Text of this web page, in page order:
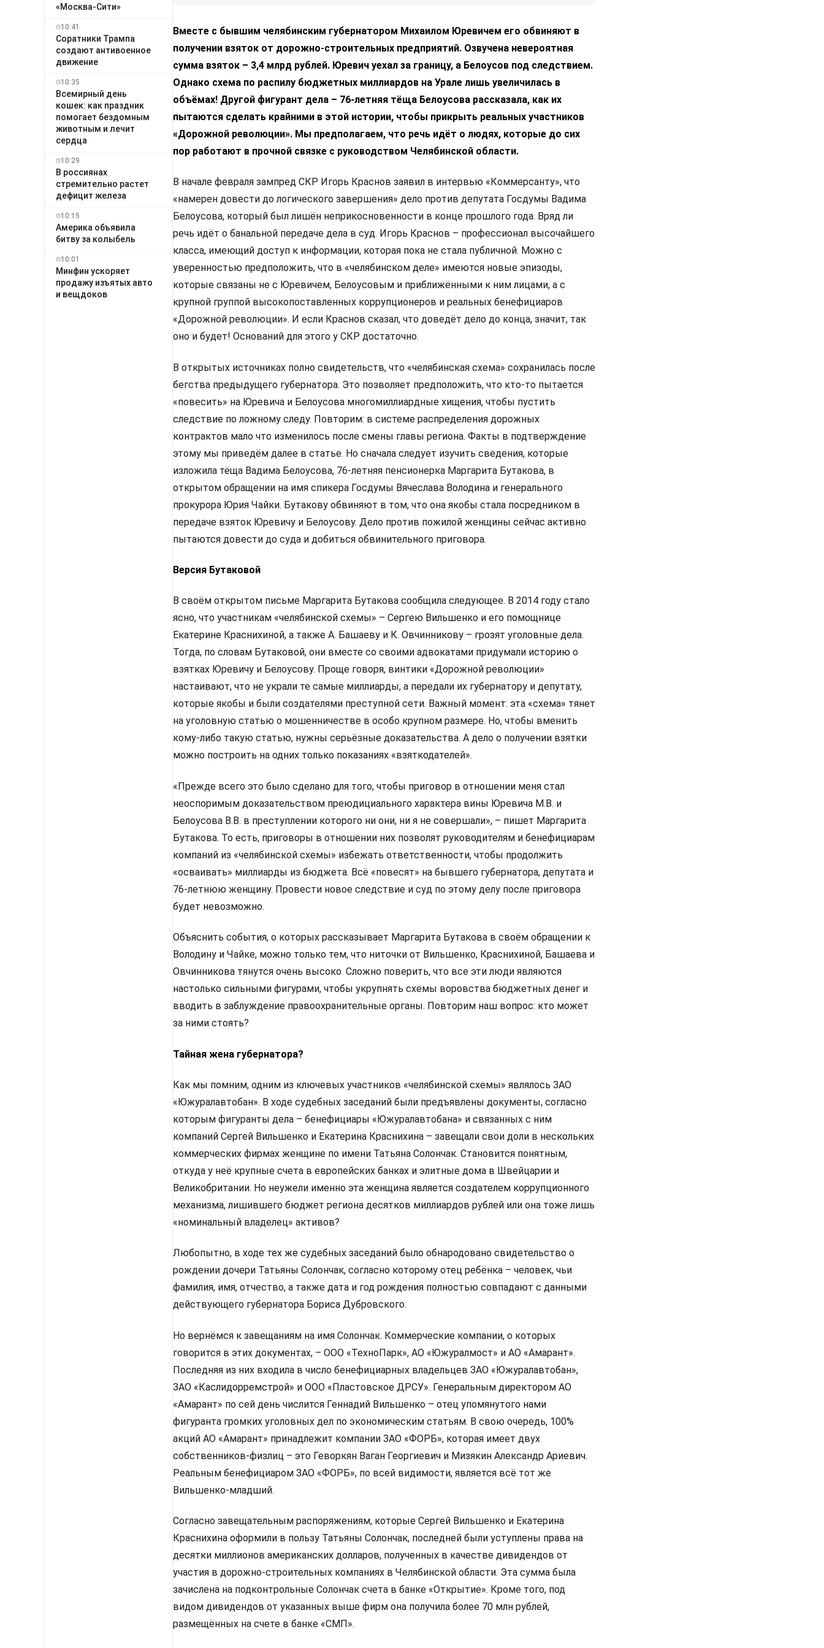
«Москва-Сити»
10:41
Соратники Трампа
создают антивоенное
движение
10:35
Всемирный день
кошек: как праздник
помогает бездомным
животным и лечит
сердца
10:29
В россиянах
стремительно растет
дефицит железа
10:15
Америка объявила
битву за колыбель
10:01
Минфин ускоряет
продажу изъятых авто
и вещдоков
Вместе с бывшим челябинским губернатором Михаилом Юревичем его обвиняют в
получении взяток от дорожно-строительных предприятий. Озвучена невероятная
сумма взяток – 3,4 млрд рублей. Юревич уехал за границу, а Белоусов под следствием.
Однако схема по распилу бюджетных миллиардов на Урале лишь увеличилась в
объёмах! Другой фигурант дела – 76-летняя тёща Белоусова рассказала, как их
пытаются сделать крайними в этой истории, чтобы прикрыть реальных участников
«Дорожной революции». Мы предполагаем, что речь идёт о людях, которые до сих
пор работают в прочной связке с руководством Челябинской области.
В начале февраля зампред СКР Игорь Краснов заявил в интервью «Коммерсанту», что
«намерен довести до логического завершения» дело против депутата Госдумы Вадима
Белоусова, который был лишён неприкосновенности в конце прошлого года. Вряд ли
речь идёт о банальной передаче дела в суд. Игорь Краснов – профессионал высочайшего
класса, имеющий доступ к информации, которая пока не стала публичной. Можно с
уверенностью предположить, что в «челябинском деле» имеются новые эпизоды,
которые связаны не с Юревичем, Белоусовым и приближёнными к ним лицами, а с
крупной группой высокопоставленных коррупционеров и реальных бенефициаров
«Дорожной революции». И если Краснов сказал, что доведёт дело до конца, значит, так
оно и будет! Оснований для этого у СКР достаточно.
В открытых источниках полно свидетельств, что «челябинская схема» сохранилась после
бегства предыдущего губернатора. Это позволяет предположить, что кто-то пытается
«повесить» на Юревича и Белоусова многомиллиардные хищения, чтобы пустить
следствие по ложному следу. Повторим: в системе распределения дорожных
контрактов мало что изменилось после смены главы региона. Факты в подтверждение
этому мы приведём далее в статье. Но сначала следует изучить сведения, которые
изложила тёща Вадима Белоусова, 76-летняя пенсионерка Маргарита Бутакова, в
открытом обращении на имя спикера Госдумы Вячеслава Володина и генерального
прокурора Юрия Чайки. Бутакову обвиняют в том, что она якобы стала посредником в
передаче взяток Юревичу и Белоусову. Дело против пожилой женщины сейчас активно
пытаются довести до суда и добиться обвинительного приговора.
Версия Бутаковой
В своём открытом письме Маргарита Бутакова сообщила следующее. В 2014 году стало
ясно, что участникам «челябинской схемы» – Сергею Вильшенко и его помощнице
Екатерине Краснихиной, а также А. Башаеву и К. Овчинникову – грозят уголовные дела.
Тогда, по словам Бутаковой, они вместе со своими адвокатами придумали историю о
взятках Юревичу и Белоусову. Проще говоря, винтики «Дорожной революции»
настаивают, что не украли те самые миллиарды, а передали их губернатору и депутату,
которые якобы и были создателями преступной сети. Важный момент: эта «схема» тянет
на уголовную статью о мошенничестве в особо крупном размере. Но, чтобы вменить
кому-либо такую статью, нужны серьёзные доказательства. А дело о получении взятки
можно построить на одних только показаниях «взяткодателей».
«Прежде всего это было сделано для того, чтобы приговор в отношении меня стал
неоспоримым доказательством преюдициального характера вины Юревича М.В. и
Белоусова В.В. в преступлении которого ни они, ни я не совершали», – пишет Маргарита
Бутакова. То есть, приговоры в отношении них позволят руководителям и бенефициарам
компаний из «челябинской схемы» избежать ответственности, чтобы продолжить
«осваивать» миллиарды из бюджета. Всё «повесят» на бывшего губернатора, депутата и
76-летнюю женщину. Провести новое следствие и суд по этому делу после приговора
будет невозможно.
Объяснить события, о которых рассказывает Маргарита Бутакова в своём обращении к
Володину и Чайке, можно только тем, что ниточки от Вильшенко, Краснихиной, Башаева и
Овчинникова тянутся очень высоко. Сложно поверить, что все эти люди являются
настолько сильными фигурами, чтобы укрупнять схемы воровства бюджетных денег и
вводить в заблуждение правоохранительные органы. Повторим наш вопрос: кто может
за ними стоять?
Тайная жена губернатора?
Как мы помним, одним из ключевых участников «челябинской схемы» являлось ЗАО
«Южуралавтобан». В ходе судебных заседаний были предъявлены документы, согласно
которым фигуранты дела – бенефициары «Южуралавтобана» и связанных с ним
компаний Сергей Вильшенко и Екатерина Краснихина – завещали свои доли в нескольких
коммерческих фирмах женщине по имени Татьяна Солончак. Становится понятным,
откуда у неё крупные счета в европейских банках и элитные дома в Швейцарии и
Великобритании. Но неужели именно эта женщина является создателем коррупционного
механизма, лишившего бюджет региона десятков миллиардов рублей или она тоже лишь
«номинальный владелец» активов?
Любопытно, в ходе тех же судебных заседаний было обнародовано свидетельство о
рождении дочери Татьяны Солончак, согласно которому отец ребёнка – человек, чьи
фамилия, имя, отчество, а также дата и год рождения полностью совпадают с данными
действующего губернатора Бориса Дубровского.
Но вернёмся к завещаниям на имя Солончак. Коммерческие компании, о которых
говорится в этих документах, – ООО «ТехноПарк», АО «Южуралмост» и АО «Амарант».
Последняя из них входила в число бенефициарных владельцев ЗАО «Южуралавтобан»,
ЗАО «Каслидорремстрой» и ООО «Пластовское ДРСУ». Генеральным директором АО
«Амарант» по сей день числится Геннадий Вильшенко – отец упомянутого нами
фигуранта громких уголовных дел по экономическим статьям. В свою очередь, 100%
акций АО «Амарант» принадлежит компании ЗАО «ФОРБ», которая имеет двух
собственников-физлиц – это Геворкян Ваган Георгиевич и Мизякин Александр Ариевич.
Реальным бенефициаром ЗАО «ФОРБ», по всей видимости, является всё тот же
Вильшенко-младший.
Согласно завещательным распоряжениям, которые Сергей Вильшенко и Екатерина
Краснихина оформили в пользу Татьяны Солончак, последней были уступлены права на
десятки миллионов американских долларов, полученных в качестве дивидендов от
участия в дорожно-строительных компаниях в Челябинской области. Эта сумма была
зачислена на подконтрольные Солончак счета в банке «Открытие». Кроме того, под
видом дивидендов от указанных выше фирм она получила более 70 млн рублей,
размещённых на счете в банке «СМП».